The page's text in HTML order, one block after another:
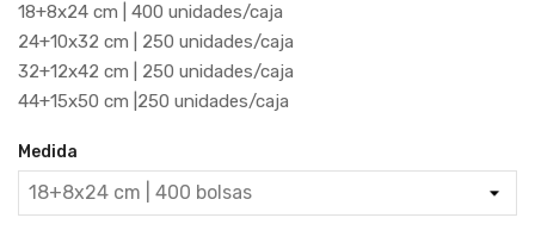
18+8x24 cm | 400 unidades/caja
24+10x32 cm | 250 unidades/caja
32+12x42 cm | 250 unidades/caja
44+15x50 cm |250 unidades/caja
Medida